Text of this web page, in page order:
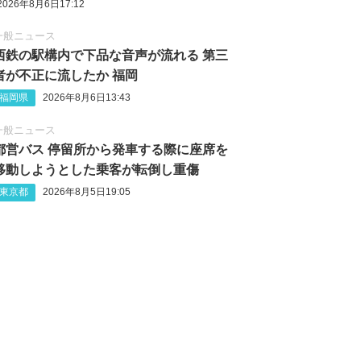
年8月6日17:12
般ニュース
鉄の駅構内で下品な音声が流れる 第三
が不正に流したか 福岡
福岡県 2026年8月6日13:43
般ニュース
営バス 停留所から発車する際に座席を
動しようとした乗客が転倒し重傷
東京都 2026年8月5日19:05